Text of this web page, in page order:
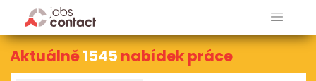
Aktuálně1545 nabídek práce